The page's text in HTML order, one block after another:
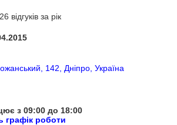
відгуків за рік
142, Дніпро, Україна
з 09:00 до 18:00
графік роботи